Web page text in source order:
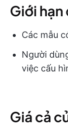
Giới
Các mẫu
Người
việc cấu
Giá cả